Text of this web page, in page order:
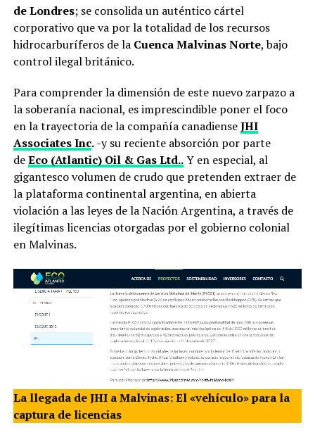
de Londres; se consolida un auténtico cártel
corporativo que va por la totalidad de los recursos
hidrocarburíferos de la Cuenca Malvinas Norte, bajo
control ilegal británico.
Para comprender la dimensión de este nuevo zarpazo a
la soberanía nacional, es imprescindible poner el foco
en la trayectoria de la compañía canadienseJHI
Associates Inc.-y su reciente absorción por parte
deEco (Atlantic) Oil & Gas Ltd..Y en especial, al
gigantesco volumen de crudo que pretenden extraer de
la plataforma continental argentina, en abierta
violación a las leyes de la Nación Argentina, a través de
ilegítimas licencias otorgadas por el gobierno colonial
en Malvinas.
La llegada de JHI a Malvinas: El «vehículo» para la
captura de licencias